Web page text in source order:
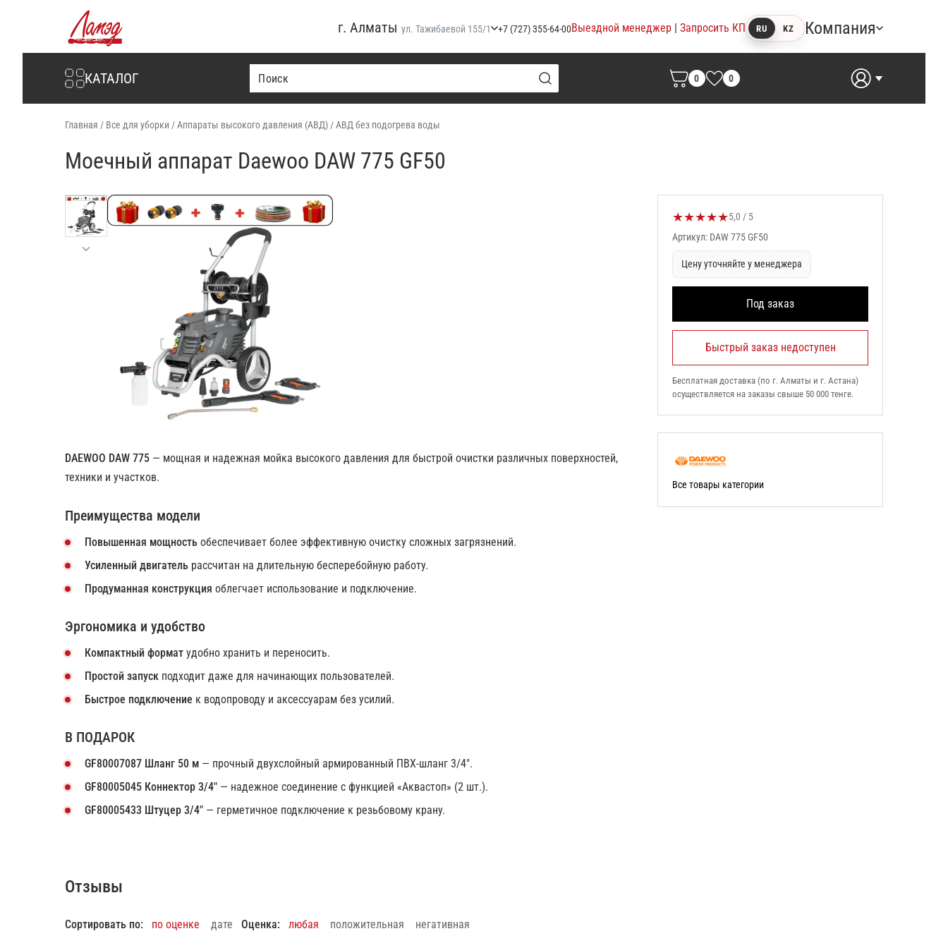
Интернет-магазин Ламэд
г. Алматы ул. Тажибаевой 155/1 +7 (727) 355-64-00Выездной менеджер | Запросить КП RU KZ Компания
КАТАЛОГ 0 0
Главная / Все для уборки /Аппараты высокого давления (АВД) /АВД без подогрева воды
Моечный аппарат Daewoo DAW 775 GF50
DAEWOO DAW 775 — мощная и надежная мойка высокого давления для быстрой очистки различных поверхностей,
техники и участков.
Преимущества модели
Повышенная мощность обеспечивает более эффективную очистку сложных загрязнений.
Усиленный двигатель рассчитан на длительную бесперебойную работу.
Продуманная конструкция облегчает использование и подключение.
Эргономика и удобство
Компактный формат удобно хранить и переносить.
Простой запуск подходит даже для начинающих пользователей.
Быстрое подключение к водопроводу и аксессуарам без усилий.
В ПОДАРОК
GF80007087 Шланг 50 м — прочный двухслойный армированный ПВХ-шланг 3/4".
GF80005045 Коннектор 3/4" — надежное соединение с функцией «Аквастоп» (2 шт.).
GF80005433 Штуцер 3/4" — герметичное подключение к резьбовому крану.
★★★★★Оценка товара:
5,0 / 5
Артикул: DAW 775 GF50
Цену уточняйте у менеджера
Под заказ
Быстрый заказ недоступен
Бесплатная доставка (по г. Алматы и г. Астана)
осуществляется на заказы свыше 50 000 тенге.
Все товары категории
Отзывы
Сортировать по: по оценке дате Оценка: любая положительная негативная